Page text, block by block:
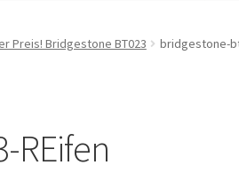
Preis! Bridgestone BT023 bridgestone-
REifen